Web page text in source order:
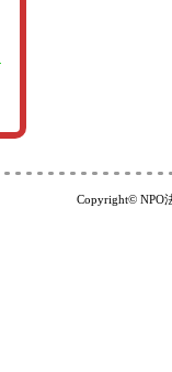
Copyright© NPO